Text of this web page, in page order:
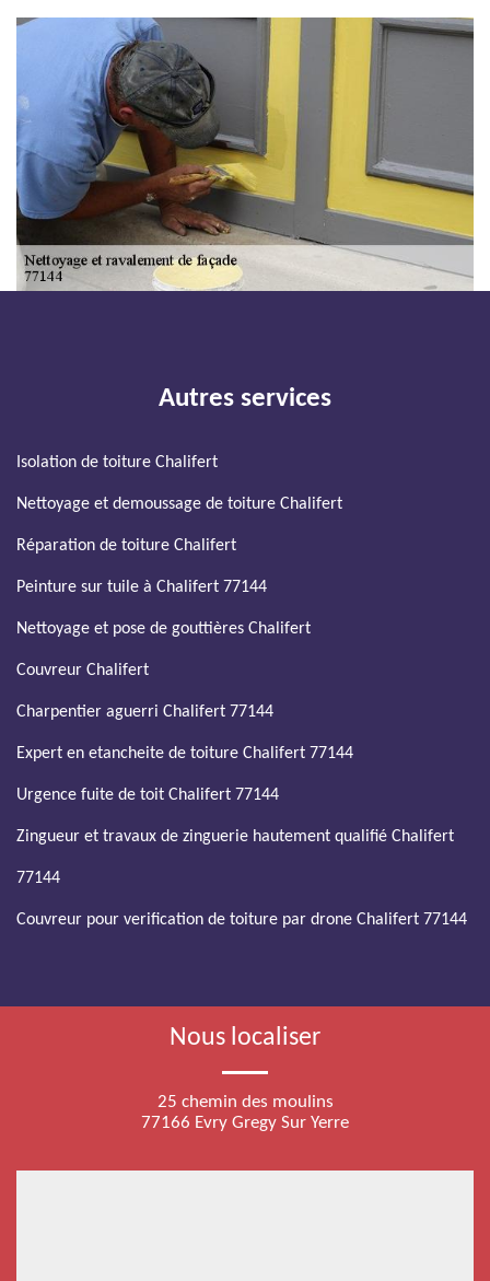
Autres services
Isolation de toiture Chalifert
Nettoyage et demoussage de toiture Chalifert
Réparation de toiture Chalifert
Peinture sur tuile à Chalifert 77144
Nettoyage et pose de gouttières Chalifert
Couvreur Chalifert
Charpentier aguerri Chalifert 77144
Expert en etancheite de toiture Chalifert 77144
Urgence fuite de toit Chalifert 77144
Zingueur et travaux de zinguerie hautement qualifié Chalifert
77144
Couvreur pour verification de toiture par drone Chalifert 77144
Nous localiser
25 chemin des moulins
77166 Evry Gregy Sur Yerre